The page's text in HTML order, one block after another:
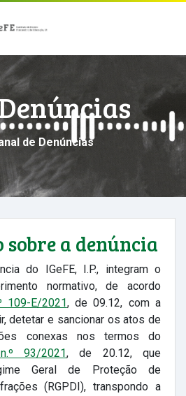
de Denúncias
a denúncia
do IGeFE, I.P., integram o
normativo, de acordo
109-E/2021, de 09.12, com a
detetar e sancionar os atos de
conexas nos termos do
93/2021, de 20.12, que
Geral de Proteção de
(RGPDI), transpondo a